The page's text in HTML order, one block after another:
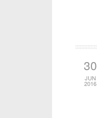
30
JUN
2016